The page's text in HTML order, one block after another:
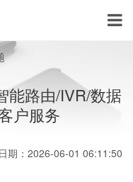
能路由/IVR/数据
户服务
期：2026-06-01 06:11:50